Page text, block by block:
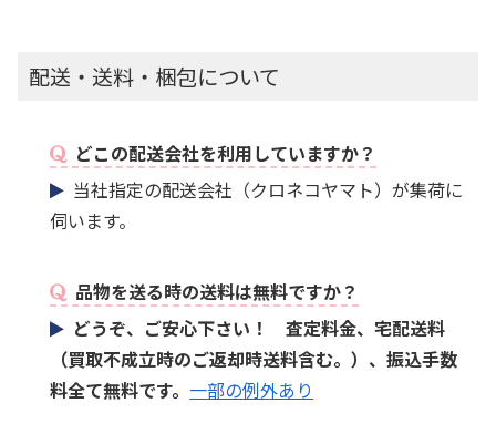
配送・送料・梱包について
どこの配送会社を利用していますか？
当社指定の配送会社（クロネコヤマト）が集荷に
伺います。
品物を送る時の送料は無料ですか？
どうぞ、ご安心下さい！ 査定料金、宅配送料
（買取不成立時のご返却時送料含む。）、振込手数
料全て無料です。 一部の例外あり